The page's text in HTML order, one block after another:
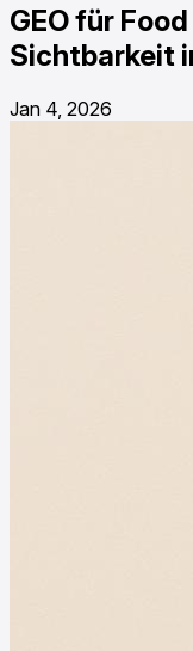
GEO für
Sichtbarkeit
Jan 4, 2026